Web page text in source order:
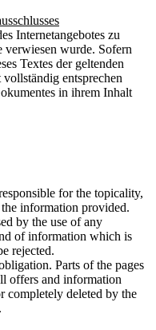
Internetangebotes zu
verwiesen wurde. Sofern
Textes der geltenden
entsprechen
in ihrem Inhalt
for the topicality,
information provided.
by the use of any
of information which is
rejected.
Parts of the pages
offers and information
completely deleted by the